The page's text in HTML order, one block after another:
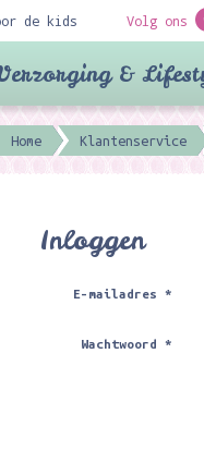
de kids Volg ons
&
Home Klantenservice
Inloggen
E-mailadres*
Wachtwoord*